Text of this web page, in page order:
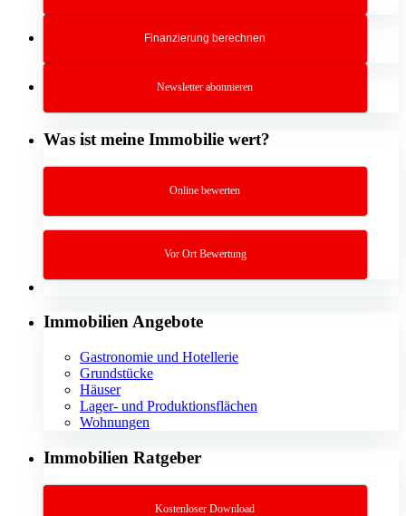
Finanzierung berechnen
Newsletter abonnieren
Was ist meine Immobilie wert?
Online bewerten
Vor Ort Bewertung
Immobilien Angebote
Gastronomie und Hotellerie
Grundstücke
Häuser
Lager- und Produktionsflächen
Wohnungen
Immobilien Ratgeber
Kostenloser Download